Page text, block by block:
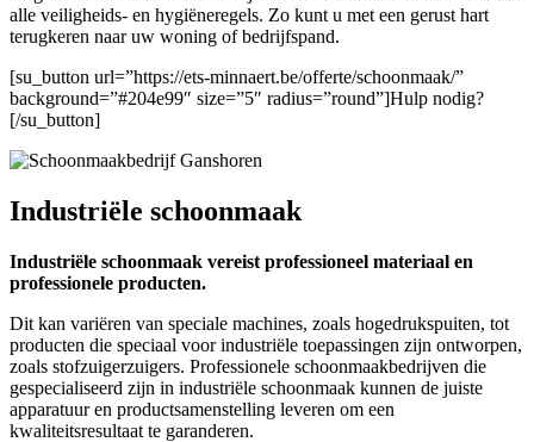
alle veiligheids- en hygiëneregels. Zo kunt u met een gerust hart
terugkeren naar uw woning of bedrijfspand.
[su_button url=”https://ets-minnaert.be/offerte/schoonmaak/”
background=”#204e99″ size=”5″ radius=”round”]Hulp nodig?
[/su_button]
Industriële schoonmaak
Industriële schoonmaak vereist professioneel materiaal en
professionele producten.
Dit kan variëren van speciale machines, zoals hogedrukspuiten, tot
producten die speciaal voor industriële toepassingen zijn ontworpen,
zoals stofzuigerzuigers. Professionele schoonmaakbedrijven die
gespecialiseerd zijn in industriële schoonmaak kunnen de juiste
apparatuur en productsamenstelling leveren om een ​​
kwaliteitsresultaat te garanderen.